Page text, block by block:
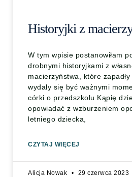
Historyjki z
W tym wpisie postanowiłam
drobnymi historyjkami z
macierzyństwa, które
wydały się być ważnymi
córki o przedszkolu Kąpię
opowiadać z wzburzeniem
letniego dziecka,
CZYTAJ WIĘCEJ
Alicja Nowak 29 czerwca 2023